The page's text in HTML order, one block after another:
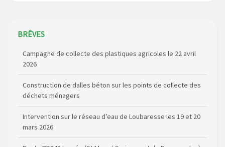
BRÊVES
Campagne de collecte des plastiques agricoles le 22 avril
Construction de dalles béton sur les points de collecte des
déchets ménagers
Intervention sur le réseau d’eau de Loubaresse les 19 et 20
mars 2026
Route RD348 barrée (St Marc / Croisement de Bournoncles)
du 7 au 10 avril 2026